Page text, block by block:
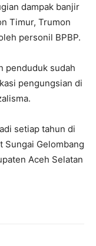
dampak banjir
Timur, Trumon
personil BPBP.
penduduk sudah
pengungsian di
setiap tahun di
Sungai Gelombang
Aceh Selatan